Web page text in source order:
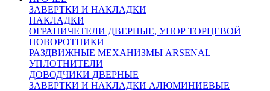
ЗАВЕРТКИ И НАКЛАДКИ
НАКЛАДКИ
ОГРАНИЧЕТЕЛИ ДВЕРНЫЕ, УПОР ТОРЦЕВОЙ
ПОВОРОТНИКИ
РАЗДВИЖНЫЕ МЕХАНИЗМЫ ARSENAL
УПЛОТНИТЕЛИ
ДОВОДЧИКИ ДВЕРНЫЕ
ЗАВЕРТКИ И НАКЛАДКИ АЛЮМИНИЕВЫЕ